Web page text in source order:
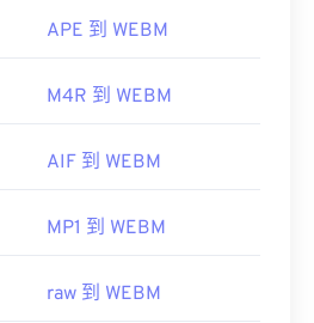
APE 到 WEBM
M4R 到 WEBM
AIF 到 WEBM
MP1 到 WEBM
raw 到 WEBM